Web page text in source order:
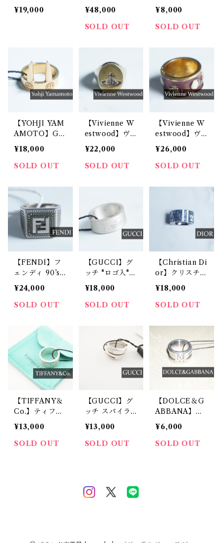
ィンデイビス
シルバー925ク
¥19,000
ィヴィアンウエ
ストウッド ”オ
ーブロゴアーマ
lver
¥48,000
SOLD OUT
ルオーダー ト
リプルバンドク
ラウンリング 1
¥8,000
SOLD OUT
【YOHJI YAM
AMOTO】Gr
ound Y グラン
ドワイ×チェン
ソーマン”パワ
グ gold
¥18,000
SOLD OUT
【Vivienne W
estwood】ヴ
ィヴィアンウエ
ストウッド オ
ーブエングレー
¥22,000
SOLD OUT
【Vivienne W
estwood】ヴ
ィヴィアンウエ
ストウッド 旧
型 キングリン
サイズ
¥26,000
SOLD OUT
【FENDI】フ
ェンディ 90’s
vintage"FFロ
ゴ”刻印シルバ
ーリング サイ
¥24,000
SOLD OUT
【GUCCI】グ
ッチ "ロゴ入"
シルバーリング
13号 silver
¥18,000
SOLD OUT
【Christian Di
or】クリスチャ
ンディオール
トロッターデザ
インリング 九
¥18,000
SOLD OUT
【TIFFANY＆
Co.】ティファ
ニー アトラス
ワイドリング si
lver
¥13,000
SOLD OUT
【GUCCI】グ
ッチ スパイラ
ルリング silver
¥13,000
SOLD OUT
【DOLCE＆G
ABBANA】シ
ルバーリング
¥6,000
SOLD OUT